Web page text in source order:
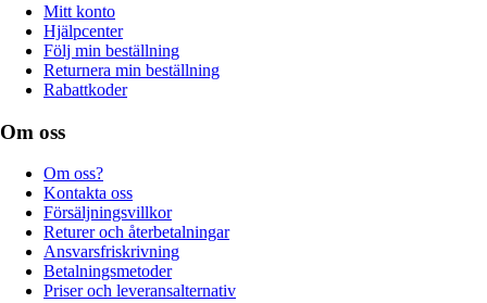
Mitt konto
Hjälpcenter
Följ min beställning
Returnera min beställning
Rabattkoder
Om oss
Om oss?
Kontakta oss
Försäljningsvillkor
Returer och återbetalningar
Ansvarsfriskrivning
Betalningsmetoder
Priser och leveransalternativ